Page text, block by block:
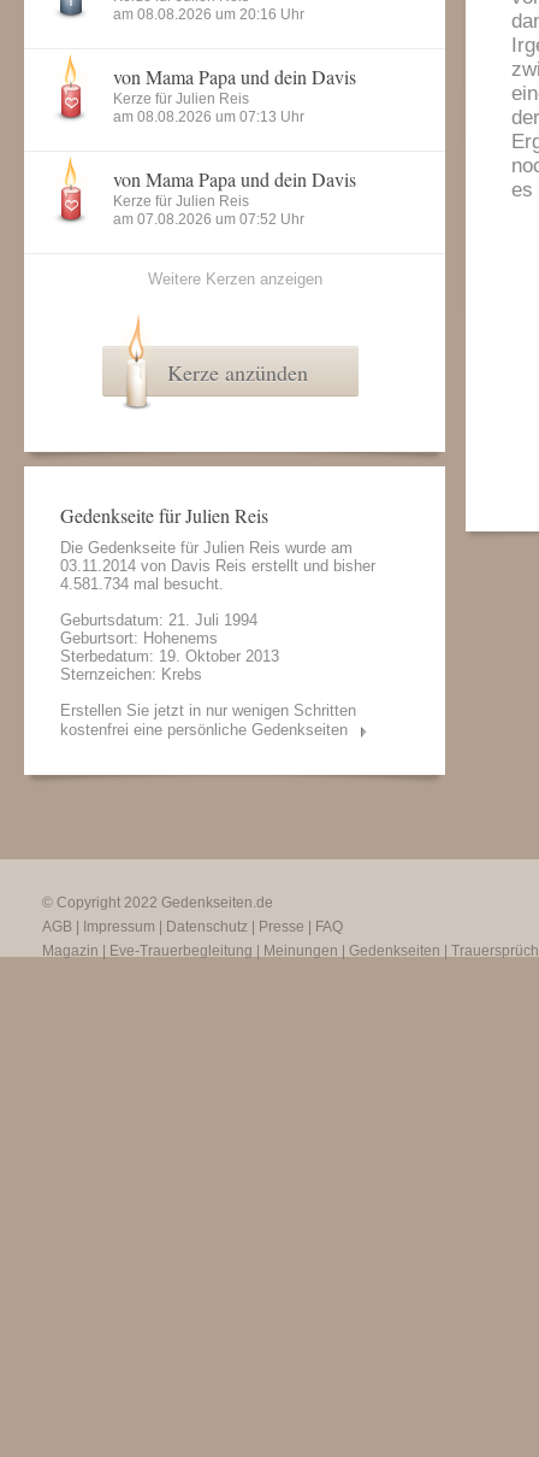
es
am 08.08.2026 um 20:16 Uhr
von Mama Papa und dein Davis
Kerze für Julien Reis
am 08.08.2026 um 07:13 Uhr
von Mama Papa und dein Davis
Kerze für Julien Reis
am 07.08.2026 um 07:52 Uhr
Weitere Kerzen anzeigen
Kerze anzünden
Gedenkseite für Julien Reis
Die Gedenkseite für Julien Reis wurde am
03.11.2014 von Davis Reis erstellt und bisher
4.581.734 mal besucht.
Geburtsdatum: 21. Juli 1994
Geburtsort: Hohenems
Sterbedatum: 19. Oktober 2013
Sternzeichen: Krebs
Erstellen Sie jetzt in nur wenigen Schritten
kostenfrei eine persönliche Gedenkseiten
© Copyright 2022 Gedenkseiten.de
AGB
Impressum Datenschutz Presse
FAQ
Magazin
Eve-Trauerbegleitung Meinungen Gedenkseiten